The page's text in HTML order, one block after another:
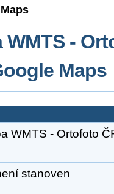
-
Maps
WMTS - Ortofoto
stanoven